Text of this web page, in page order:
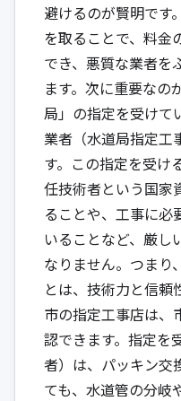
避けるのが賢明です
を取ることで、料金
でき、悪質な業者を
ます。次に重要なの
局」の指定を受けて
業者（水道局指定工
す。この指定を受け
任技術者という国家
ることや、工事に必
いることなど、厳し
なりません。つまり
とは、技術力と信頼
市の指定工事店は、
認できます。指定を
者）は、パッキン交
ても、水道管の分岐